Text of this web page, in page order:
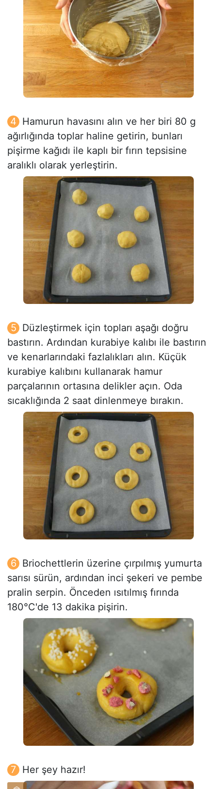
Hamurun havasını alın ve her biri 80 g
ağırlığında toplar haline getirin, bunları
pişirme kağıdı ile kaplı bir fırın tepsisine
aralıklı olarak yerleştirin.
Düzleştirmek için topları aşağı doğru
bastırın. Ardından kurabiye kalıbı ile bastırın
ve kenarlarındaki fazlalıkları alın. Küçük
kurabiye kalıbını kullanarak hamur
parçalarının ortasına delikler açın. Oda
sıcaklığında 2 saat dinlenmeye bırakın.
Briochettlerin üzerine çırpılmış yumurta
sarısı sürün, ardından inci şekeri ve pembe
pralin serpin. Önceden ısıtılmış fırında
180°C'de 13 dakika pişirin.
Her şey hazır!